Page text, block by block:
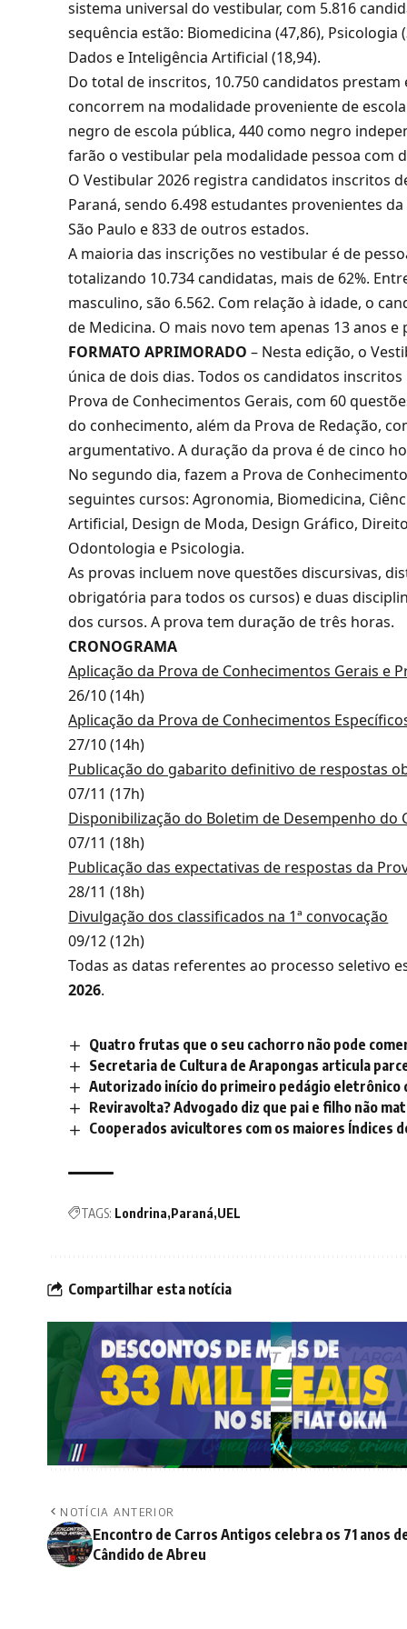
sistema universal do vestibular, com 5.816
sequência estão: Biomedicina (47,86), Psicologia
Dados e Inteligência Artificial (18,94).
Do total de inscritos, 10.750 candidatos
concorrem na modalidade proveniente de
negro de escola pública, 440 como negro
farão o vestibular pela modalidade pessoa com
O Vestibular 2026 registra candidatos inscritos
Paraná, sendo 6.498 estudantes provenientes
São Paulo e 833 de outros estados.
A maioria das inscrições no vestibular é de
totalizando 10.734 candidatas, mais de 62%.
masculino, são 6.562. Com relação à idade, o
de Medicina. O mais novo tem apenas 13 anos e
FORMATO APRIMORADO – Nesta edição, o
única de dois dias. Todos os candidatos
Prova de Conhecimentos Gerais, com 60
do conhecimento, além da Prova de Redação,
argumentativo. A duração da prova é de cinco
No segundo dia, fazem a Prova de
seguintes cursos: Agronomia, Biomedicina,
Artificial, Design de Moda, Design Gráfico,
Odontologia e Psicologia.
As provas incluem nove questões discursivas,
obrigatória para todos os cursos) e duas
dos cursos. A prova tem duração de três horas.
CRONOGRAMA
Aplicação da Prova de Conhecimentos Gerais e
26/10 (14h)
Aplicação da Prova de Conhecimentos
27/10 (14h)
Publicação do gabarito definitivo de respostas
07/11 (17h)
Disponibilização do Boletim de Desempenho do
07/11 (18h)
Publicação das expectativas de respostas da
28/11 (18h)
Divulgação dos classificados na 1ª convocação
09/12 (12h)
Todas as datas referentes ao processo seletivo
2026.
Quatro frutas que o seu cachorro não pode
Secretaria de Cultura de Arapongas articula
Autorizado início do primeiro pedágio eletrônico
Reviravolta? Advogado diz que pai e filho não
Cooperados avicultores com os maiores Índices
TAGS: Londrina Paraná UEL
Compartilhar esta notícia
NOTÍCIA ANTERIOR
Encontro de Carros Antigos celebra os 71 anos
Cândido de Abreu